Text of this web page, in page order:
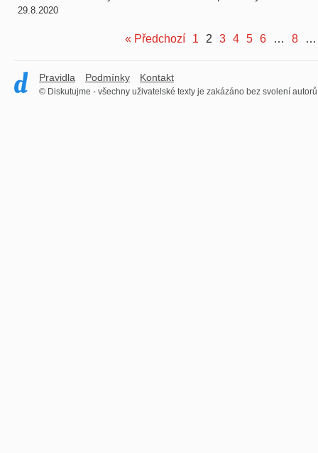
29.8.2020
« Předchozí 1 2 3 4 5 6 … 8 …
Pravidla Podmínky Kontakt
© Diskutujme - všechny uživatelské texty je zakázáno bez svolení